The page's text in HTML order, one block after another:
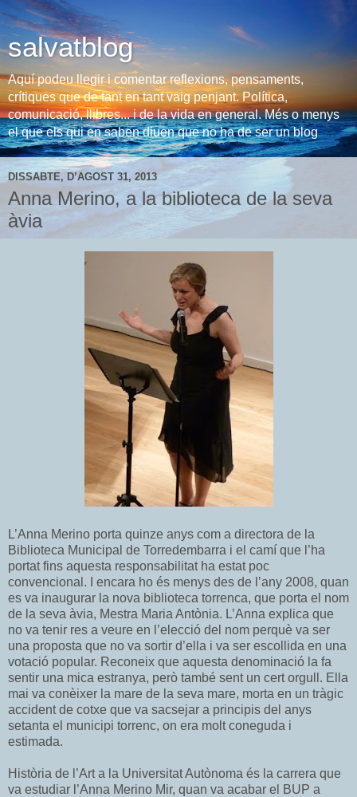
salvatblog
Aquí podeu llegir i comentar reflexions, pensaments,
crítiques que de tant en tant vaig penjant. Política,
comunicació, llibres... i de la vida en general. Més o menys
el que els qui en saben diuen que no ha de ser un blog
DISSABTE, D’AGOST 31, 2013
Anna Merino, a la biblioteca de la seva
àvia
L’Anna Merino porta quinze anys com a directora de la
Biblioteca Municipal de Torredembarra i el camí que l’ha
portat fins aquesta responsabilitat ha estat poc
convencional. I encara ho és menys des de l’any 2008, quan
es va inaugurar la nova biblioteca torrenca, que porta el nom
de la seva àvia, Mestra Maria Antònia. L’Anna explica que
no va tenir res a veure en l’elecció del nom perquè va ser
una proposta que no va sortir d’ella i va ser escollida en una
votació popular. Reconeix que aquesta denominació la fa
sentir una mica estranya, però també sent un cert orgull. Ella
mai va conèixer la mare de la seva mare, morta en un tràgic
accident de cotxe que va sacsejar a principis del anys
setanta el municipi torrenc, on era molt coneguda i
estimada.
Història de l’Art a la Universitat Autònoma és la carrera que
va estudiar l’Anna Merino Mir, quan va acabar el BUP a